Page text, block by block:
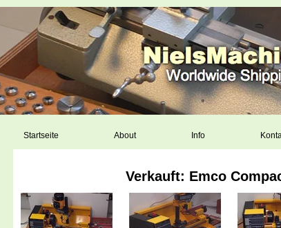
Startseite About Info
Verkauft: Emco